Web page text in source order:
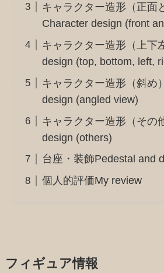
キャラクター造形（正面
Character design (front
キャラクター造形（上下
design (top, bottom, left,
キャラクター造形（斜め
design (angled view)
キャラクター造形（その
design (others)
台座・装飾Pedestal and
個人的評価My review
フィギュア情報